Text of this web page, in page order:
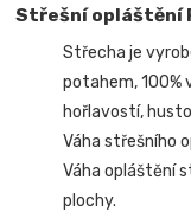
Střešní opláštění
Střecha je
potahem, 100%
hořlavostí,
Váha střešního
Váha opláštění
plochy.